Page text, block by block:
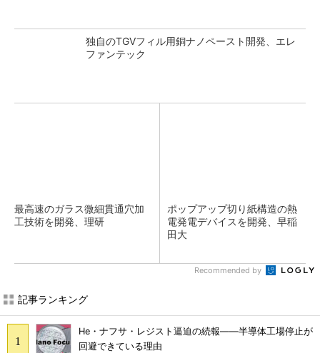
独自のTGVフィル用銅ナノペースト開発、エレ
ファンテック
最高速のガラス微細貫通穴加
工技術を開発、理研
ポップアップ切り紙構造の熱
電発電デバイスを開発、早稲
田大
Recommended by
記事ランキング
He・ナフサ・レジスト逼迫の続報――半導体工場停止が
回避できている理由